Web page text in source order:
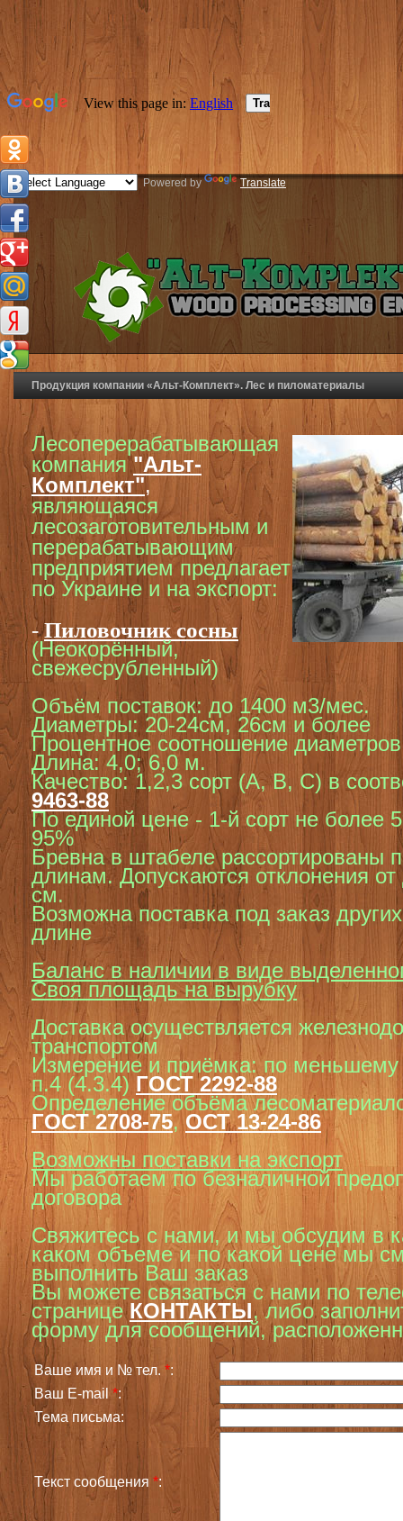
Powered by Translate
Продукция компании «Альт-Комплект». Лес и пиломатериалы
Лесоперерабатывающая
компания "Альт-
Комплект",
являющаяся
лесозаготовительным и
перерабатывающим
предприятием предлагает
по Украине и на экспорт:
- Пиловочник сосны
(Неокорённый,
свежесрубленный)
Объём поставок: до 1400 м3/мес.
Диаметры: 20-24см, 26см и более
Процентное соотношение
Длина: 4,0; 6,0 м.
Качество: 1,2,3 сорт (А, В, С) в
9463-88
По единой цене - 1-й сорт не более
95%
Бревна в штабеле рассортированы
длинам.Допускаются отклонения
см.
Возможна поставка под заказ
длине
Баланс в наличии в виде
Своя площадь на вырубку
Доставка осуществляется
транспортом
Измерение и приёмка: по меньшему
п.4 (4.3.4) ГОСТ 2292-88
Определение объёма
ГОСТ 2708-75,ОСТ 13-24-86
Возможны поставки на экспорт
Мы работаем по безналичной
договора
Свяжитесь с нами, и мы обсудим в
каком объеме и по какой цене мы
выполнить Ваш заказ
Вы можете связаться с нами по
странице КОНТАКТЫ,либо
форму для сообщений,
Ваше имя и № тел. *:
Ваш E-mail*:
Тема письма:
Текст сообщения *: